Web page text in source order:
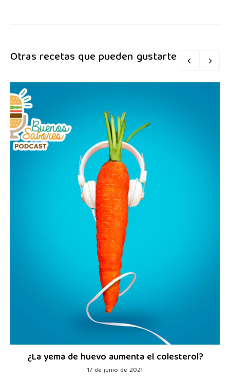
Otras recetas que pueden gustarte
¿La yema de huevo aumenta el colesterol?
17 de junio de 2021